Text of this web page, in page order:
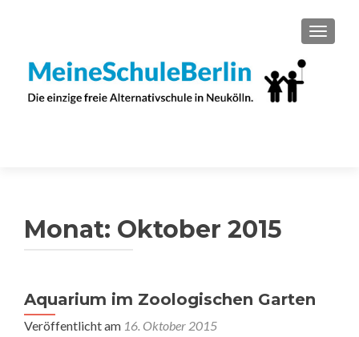
Monat: Oktober 2015
Aquarium im Zoologischen Garten
Veröffentlicht am 16. Oktober 2015